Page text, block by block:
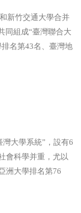
新竹交通大學合并
同組成“臺灣聯合大
名第43名、臺灣地
大學系統”，設有6
會科學并重，尤以
洲大學排名第76